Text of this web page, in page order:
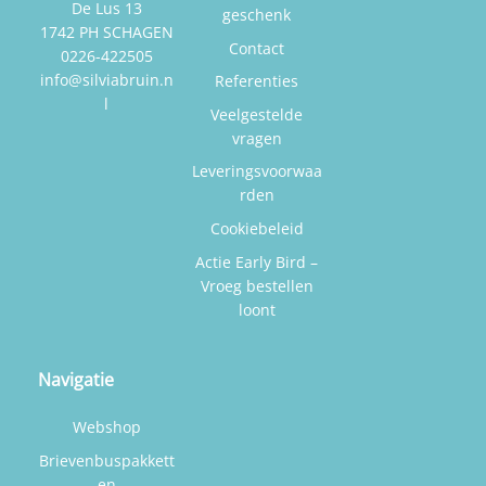
de
productpagina
De Lus 13
1742 PH SCHAGEN
0226-422505
info@silviabruin.n
l
geschenk
Contact
Referenties
Veelgestelde
vragen
Leveringsvoorwaa
rden
Cookiebeleid
Actie Early Bird –
Vroeg bestellen
loont
Navigatie
Webshop
Brievenbuspakkett